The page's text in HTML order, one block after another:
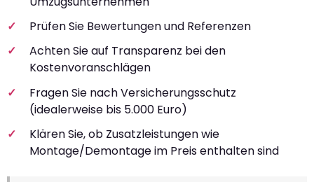
Prüfen Sie Bewertungen und Referenzen
Achten Sie auf Transparenz bei den
Kostenvoranschlägen
Fragen Sie nach Versicherungsschutz
(idealerweise bis 5.000 Euro)
Klären Sie, ob Zusatzleistungen wie
Montage/Demontage im Preis enthalten sind